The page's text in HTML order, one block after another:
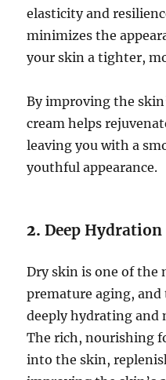
elasticity and
minimizes the
your skin a tighter,
By improving the
cream helps
leaving you with a
youthful appearance.
2.Deep Hydration
Dry skin is one of
premature aging, and
deeply hydrating
The rich, nourishing
into the skin,